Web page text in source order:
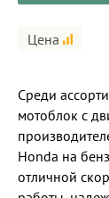
Цена
Среди
мотоблок с
Honda на
отличной